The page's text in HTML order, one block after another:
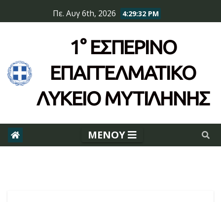
to
Πε. Αυγ 6th, 2026 4:29:33 PM
1° ΕΣΠΕΡΙΝΌ
ΕΠΆΓΓΕΛΜΑΤΙΚΟ
ΛΥΚΕΙΟ ΜΥΤΙΛΗΝΗΣ